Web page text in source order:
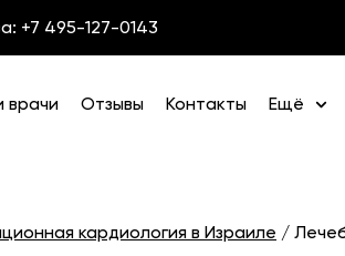
+7 495-127-0143
врачи Отзывы Контакты Ещё
кардиология в Израиле /